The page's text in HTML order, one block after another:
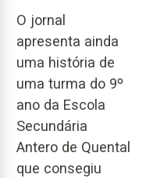
O jornal
apresenta ainda
uma história de
uma turma do 9º
ano da Escola
Secundária
Antero de Quental
que consegiu